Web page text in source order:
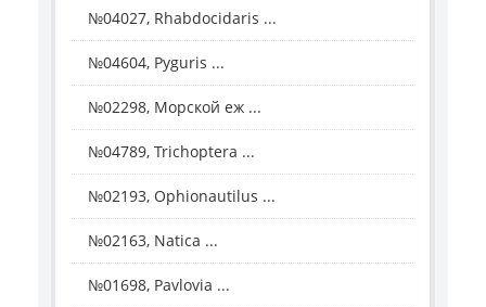
№04027, Rhabdocidaris ...
№04604, Pyguris ...
№02298, Морской еж ...
№04789, Trichoptera ...
№02193, Ophionautilus ...
№02163, Natica ...
№01698, Pavlovia ...